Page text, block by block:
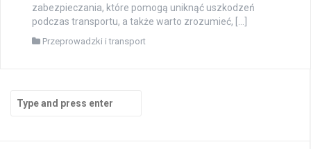
zabezpieczania, które pomogą uniknąć uszkodzeń
podczas transportu, a także warto zrozumieć, […]
Przeprowadzki i transport
for: